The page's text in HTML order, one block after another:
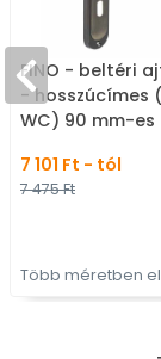
FINO - beltéri
- hosszúcímes
WC) 90 mm-es
bronz
7 101 Ft - tól
7 475 Ft
Több méretben